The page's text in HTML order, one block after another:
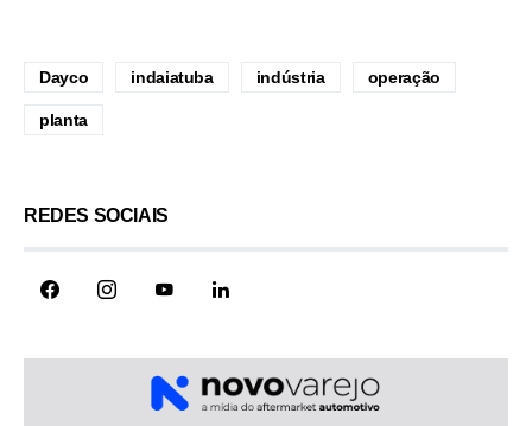
Dayco indaiatuba indústria operação
planta
REDES SOCIAIS